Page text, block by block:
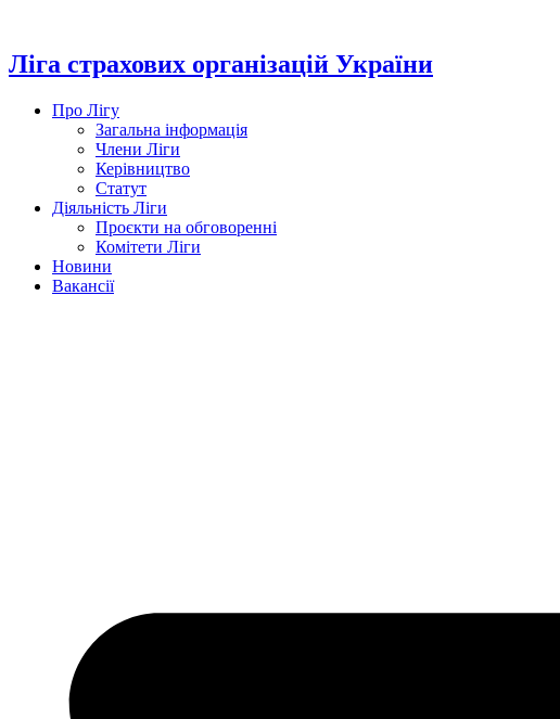
вмісту
Ліга страхових організацій України
Про Лігу
Загальна інформація
Члени Ліги
Керівництво
Статут
Діяльність Ліги
Проєкти на обговоренні
Комітети Ліги
Новини
Вакансії